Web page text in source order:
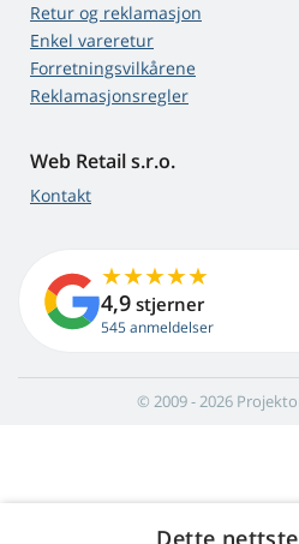
Retur og reklamasjon
Enkel vareretur
Forretningsvilkårene
Reklamasjonsregler
Web Retail s.r.o.
Kontakt
4,9 stjerner
545 anmeldelser
© 2009 - 2026
Dette